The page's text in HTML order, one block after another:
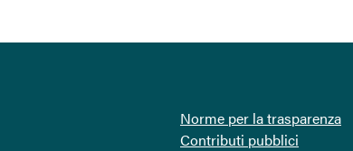
Norme per la trasparenza
Contributi pubblici